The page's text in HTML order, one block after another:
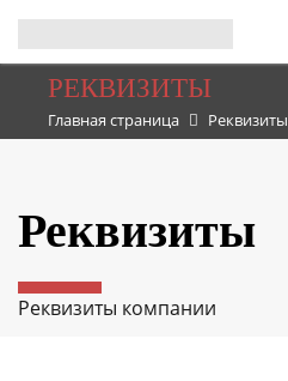
РЕКВИЗИТЫ
Главная страница Реквизиты
Реквизиты
Реквизиты компании